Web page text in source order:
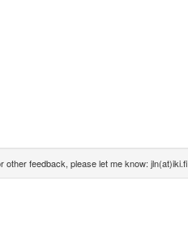
other feedback, please let me know: jln(at)iki.fi